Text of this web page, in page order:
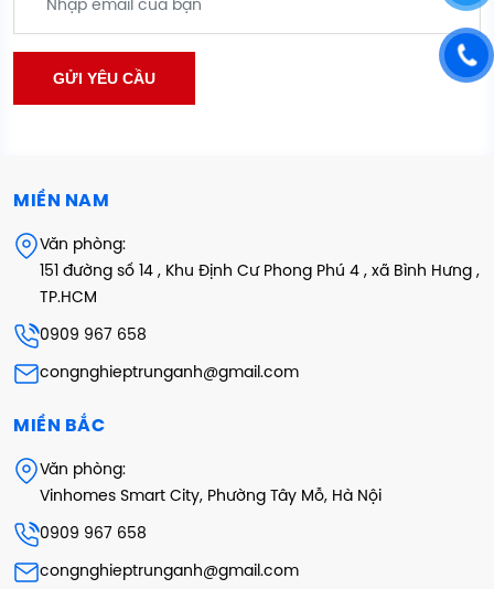
MIỀN NAM
Văn phòng:
151 đường số 14 , Khu Định Cư Phong Phú 4 , xã Bình Hưng ,
TP.HCM
0909 967 658
congnghieptrunganh@gmail.com
MIỀN BẮC
Văn phòng:
Vinhomes Smart City, Phường Tây Mỗ, Hà Nội
0909 967 658
congnghieptrunganh@gmail.com